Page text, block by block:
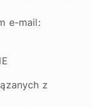
e-mail:
z